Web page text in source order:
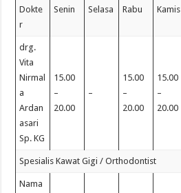
Dokte
r
Senin Selasa Rabu Kamis
drg.
Vita
Nirmal
a
Ardan
asari
Sp. KG
15.00
–
20.00
–
15.00
–
20.00
15.00
–
20.00
Spesialis Kawat Gigi / Orthodontist
Nama